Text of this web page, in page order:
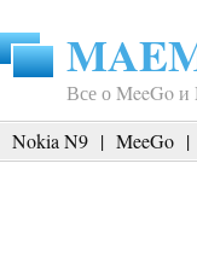
Все о MeeGo и
Nokia N9 | MeeGo |